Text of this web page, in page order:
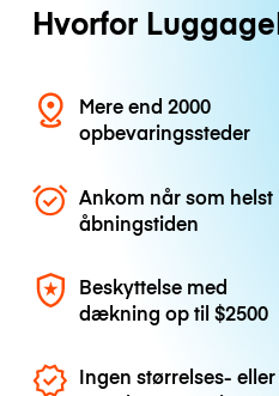
Hvorfor
Mere end 2000
opbevaringssteder
Ankom når som helst
åbningstiden
Beskyttelse med
dækning op til$2500
Ingen størrelses- eller